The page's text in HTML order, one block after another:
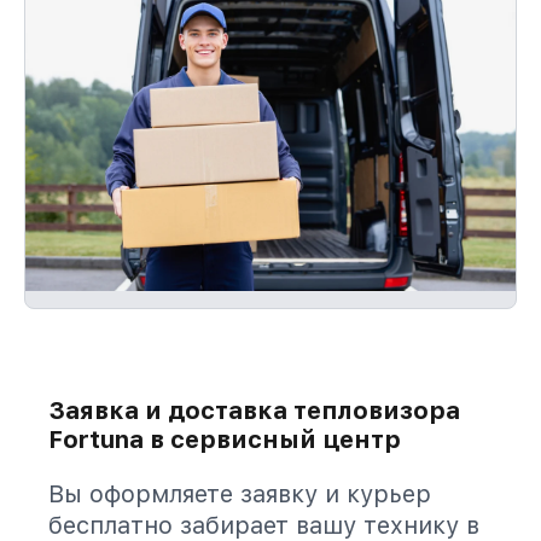
Заявка и доставка тепловизора
Fortuna в сервисный центр
Вы оформляете заявку и курьер
бесплатно забирает вашу технику в